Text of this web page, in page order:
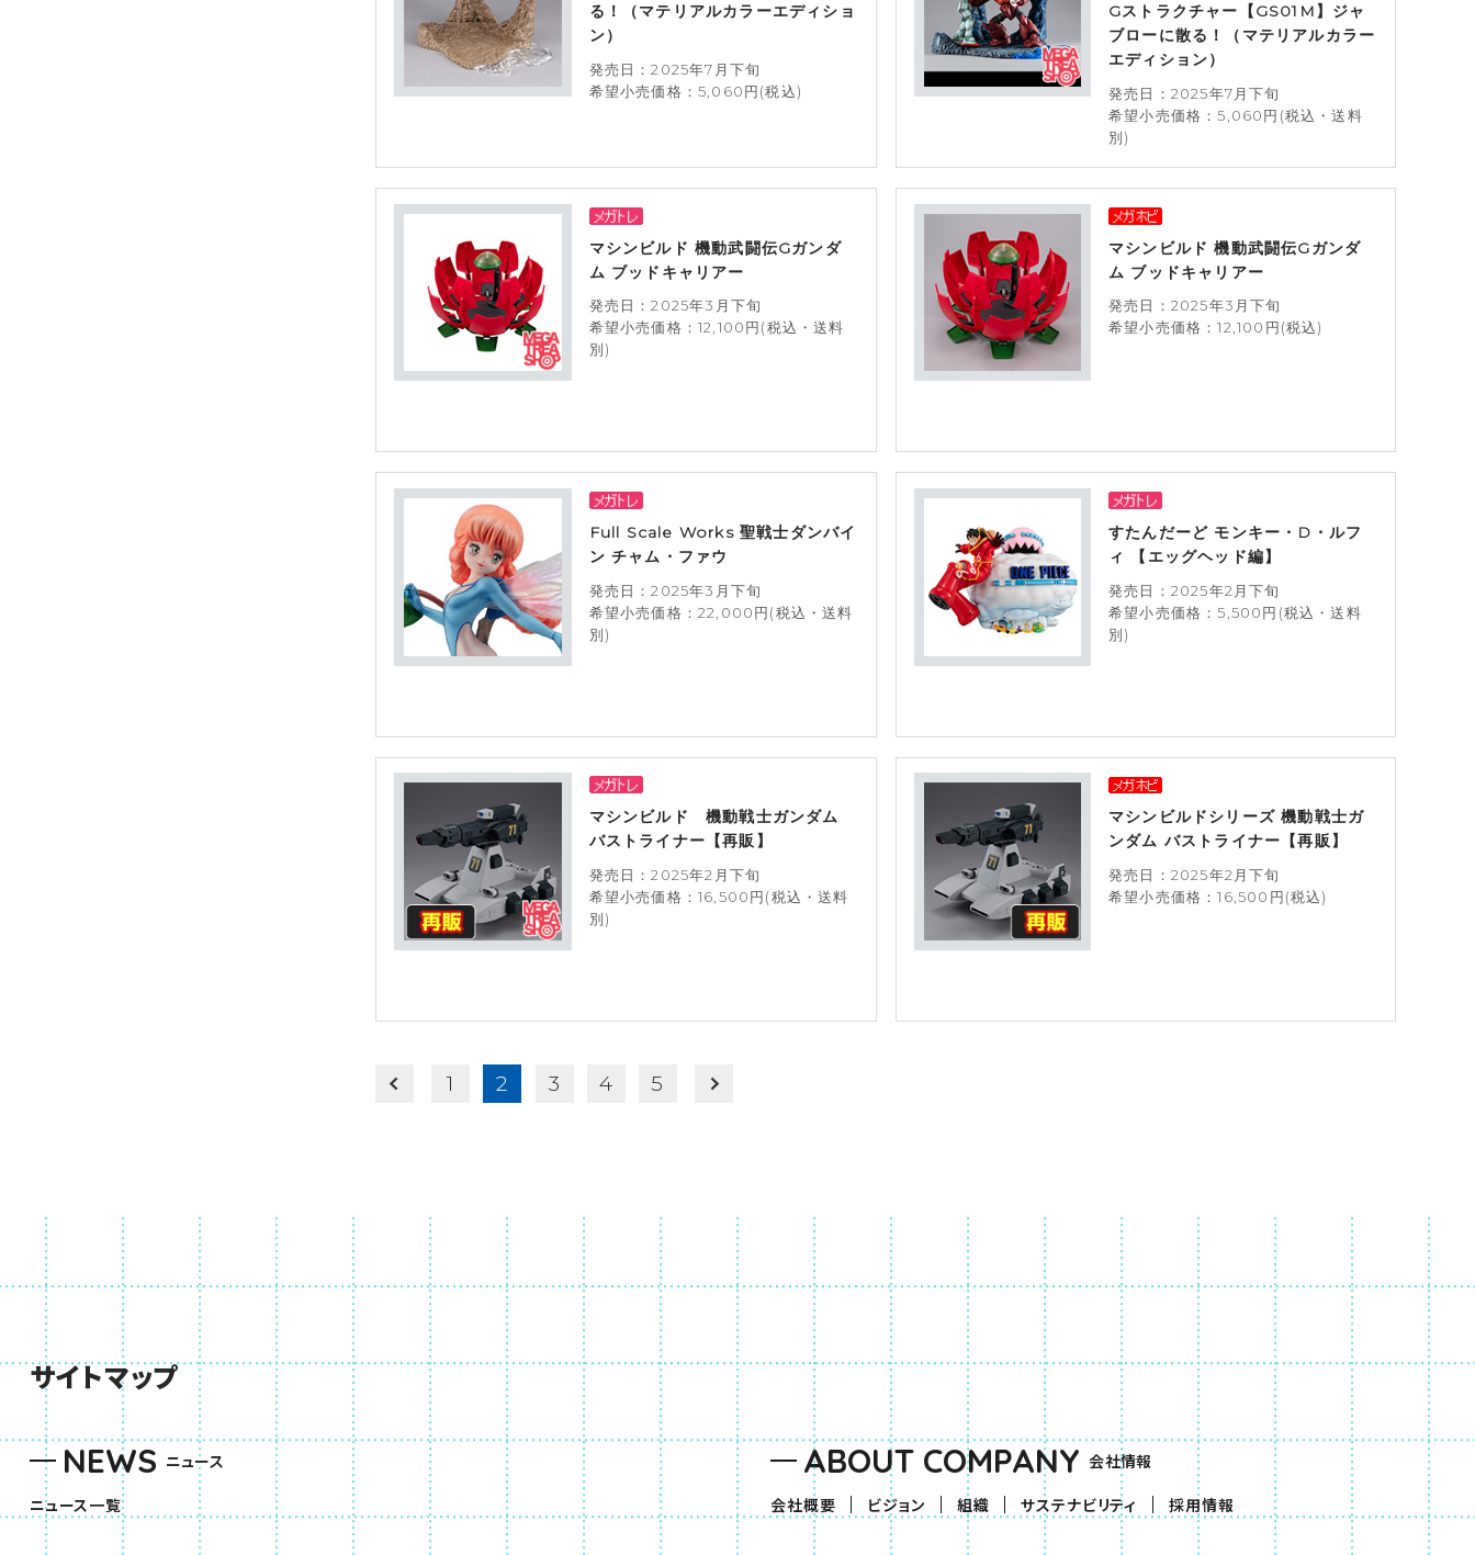
る！（マテリアルカラーエディショ
ン）
発売日：2025年7月下旬
希望小売価格：5,060円(税込)
Gストラクチャー【GS01M】ジャ
ブローに散る！（マテリアルカラー
エディション）
発売日：2025年7月下旬
希望小売価格：5,060円(税込・送料
別)
マシンビルド 機動武闘伝Gガンダ
ム ブッドキャリアー
発売日：2025年3月下旬
希望小売価格：12,100円(税込・送料
別)
マシンビルド 機動武闘伝Gガンダ
ム ブッドキャリアー
発売日：2025年3月下旬
希望小売価格：12,100円(税込)
Full Scale Works 聖戦士ダンバイ
ン チャム・ファウ
発売日：2025年3月下旬
希望小売価格：22,000円(税込・送料
別)
すたんだーど モンキー・D・ルフ
ィ 【エッグヘッド編】
発売日：2025年2月下旬
希望小売価格：5,500円(税込・送料
別)
マシンビルド 機動戦士ガンダム
バストライナー【再販】
発売日：2025年2月下旬
希望小売価格：16,500円(税込・送料
別)
マシンビルドシリーズ 機動戦士ガ
ンダム バストライナー【再販】
発売日：2025年2月下旬
希望小売価格：16,500円(税込)
1 2 3 4 5
サイトマップ
NEWS ニュース
ニュース一覧
ABOUT COMPANY 会社情報
会社概要
ビジョン 組織 サステナビリティ 採用情報